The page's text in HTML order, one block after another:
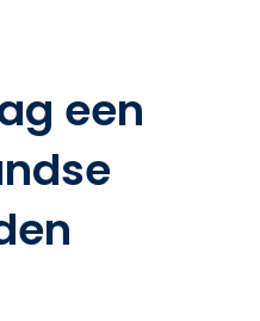
een